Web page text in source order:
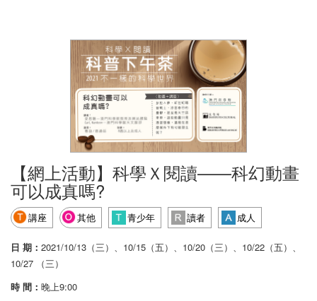
【網上活動】科學Ｘ閱讀——科幻動畫
可以成真嗎?
講座 其他 青少年 讀者 成人
日 期： 2021/10/13（三）、10/15（五）、10/20（三）、10/22（五）、
10/27 （三）
時 間： 晚上9:00